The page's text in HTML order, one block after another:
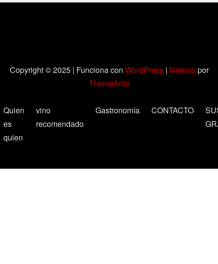
Copyright © 2025 | Funciona con WordPress | Newsiopor
ThemeArile
Quien
es
quien
vino
recomendado
Gastronomía CONTACTO